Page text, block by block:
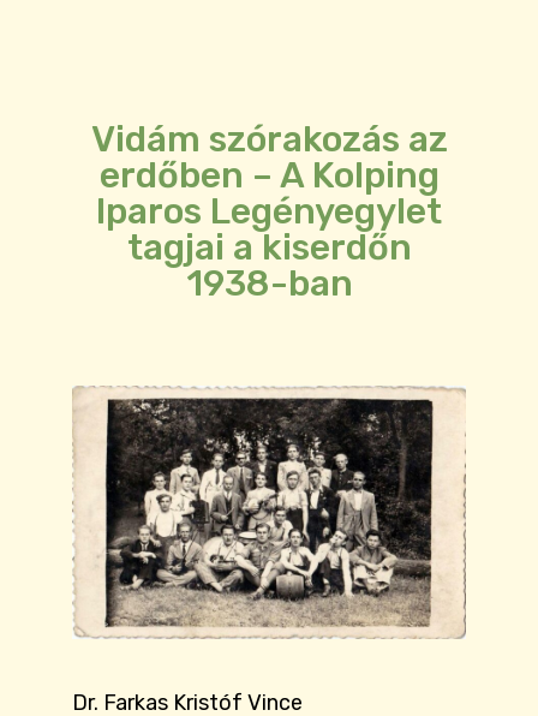
Vidám szórakozás az
erdőben – A Kolping
Iparos Legényegylet
tagjai a kiserdőn
1938-ban
Dr. Farkas Kristóf Vince